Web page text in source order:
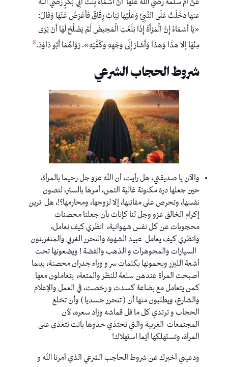
عَنْ أم سلمة رضي الله عنها أَنَّ أَسْمَاءَ بِنْتَ أَبِي بَكْرٍ رضي الله
عنها دَخَلَتْ عَلَى النَّبِيِّ وَعَلَيْهَا ثِيَابٌ رِقَاقٌ فَأَعْرَضَ عَنْهَا وَقَالَ:
«يَا أَسْمَاءُ إِنَّ الْمَرْأَةَ إِذَا بَلَغَتِ الْمَحِيضَ لَمْ يَصْلُحْ لَهَا أَنْ يُرَى
مِنْهَا إِلا هذَا وَهذَا وَأَشَارَ إِلَى وَجْهِهِ وَكَفَّيْهِ». رَوَاهُمَا أَبُو دَاوُدَ.8
شروط الحجاب الشرعي
والآن يا صديقتي، هل رأيت، أن الله عزو جل رحيما بالمرأة،
حين جعلها درة مكنونة غالية الثمن، أمرها بالستر، لتصون
نفسها، وتحرص على مفاتنها، إلا لزوجها، ومحارمها؟!، هل ترين
إكرام الخالق عزو وجل لنا كإناث بأن جعلنا محصنات
محجوبات عن كل نفس شهوانية، انظري كيف نعامل،
وانظري كيف يعامل عبيد الشهوة والتحرر الغربي والمتغربنون
السيارات والمجوهرات و الذهب والفضة ! ويضعونها تحت
أشعة الليزر ويحمونها بكلمات سر و وراء جدران محصنة، بينما
أصبحت المرأة عندهن سلعة للنظر والمتعة، يتعاملون معها
كمن يتعامل مع بضاعة كسدت و رخصت، في العمل والإعلام
والشارع، ويطلبون منها أن ( تتحرر جسديا ) وأن تخلع
الحجاب و ترتدي كل ما قل قماشه وزاد سعره، لأن
المجتمعات الغربية والتي تحتذي حذوها باتت تتغذى على
المرأة، وتستهلكها أيّما استهلاك!
ودعيني أخبرك عن شروط الحاجب الشرعي الذي أمرنا الله و